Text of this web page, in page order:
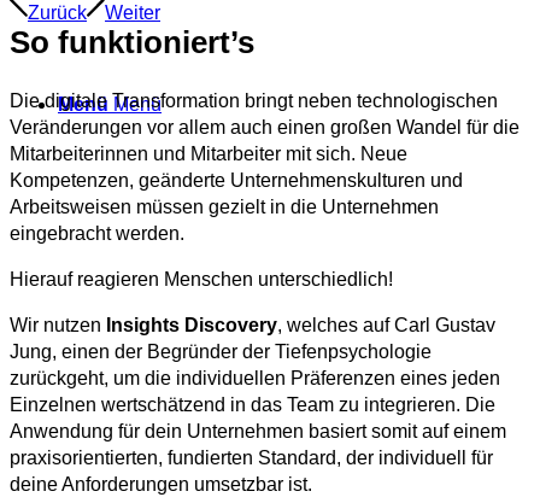
Menü Menü
Zurück Weiter
So funktioniert’s
Die digitale Transformation bringt neben technologischen
Veränderungen vor allem auch einen großen Wandel für die
Mitarbeiterinnen und Mitarbeiter mit sich. Neue
Kompetenzen, geänderte Unternehmenskulturen und
Arbeitsweisen müssen gezielt in die Unternehmen
eingebracht werden.
Hierauf reagieren Menschen unterschiedlich!
Wir nutzen Insights Discovery, welches auf Carl Gustav
Jung, einen der Begründer der Tiefenpsychologie
zurückgeht, um die individuellen Präferenzen eines jeden
Einzelnen wertschätzend in das Team zu integrieren. Die
Anwendung für dein Unternehmen basiert somit auf einem
praxisorientierten, fundierten Standard, der individuell für
deine Anforderungen umsetzbar ist.